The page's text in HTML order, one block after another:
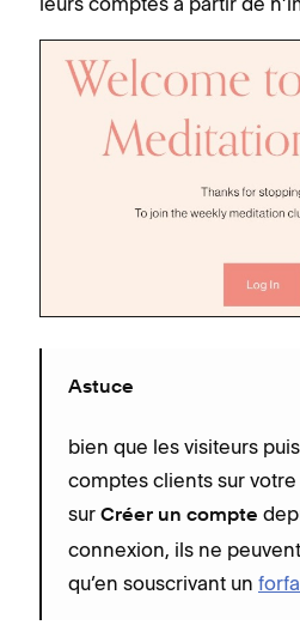
Astuce
bien que les visiteurs
comptes clients sur
sur Créer un compte
connexion, ils ne
qu’en souscrivant un